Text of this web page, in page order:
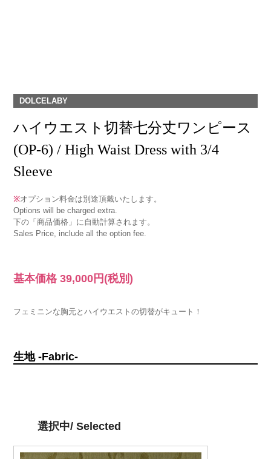
DOLCELABY
ハイウエスト切替七分丈ワンピース
(OP-6) / High Waist Dress with 3/4
Sleeve
※オプション料金は別途頂戴いたします。
Options will be charged extra.
下の「商品価格」に自動計算されます。
Sales Price, include all the option fee.
基本価格39,000円 (税別)
フェミニンな胸元とハイウエストの切替がキュート！
生地 -Fabric-
選択中/ Selected